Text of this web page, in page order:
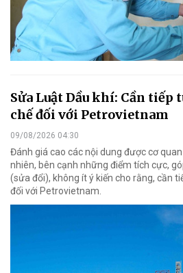
Sửa Luật Dầu khí: Cần tiếp
chế đối với Petrovietnam
09/08/2026 04:30
Đánh giá cao các nội dung được cơ
nhiên, bên cạnh những điểm tích cực,
(sửa đổi), không ít ý kiến cho rằng, cần
đối với Petrovietnam.